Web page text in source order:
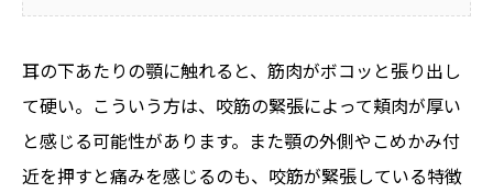
耳の下あたりの顎に触れると、筋肉がボコッと張り出し
て硬い。こういう方は、咬筋の緊張によって頬肉が厚い
と感じる可能性があります。また顎の外側やこめかみ付
近を押すと痛みを感じるのも、咬筋が緊張している特徴
LINEでお申込み メール＆電話でお申込み 毎月1名限定モニター募集